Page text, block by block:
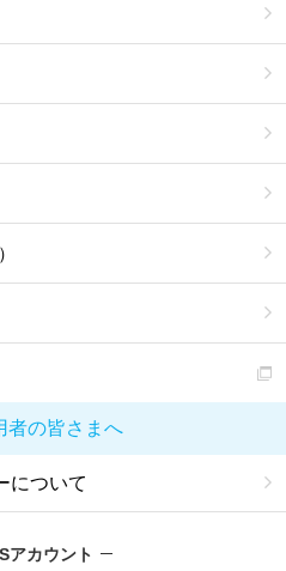
者の皆さまへ
について
アカウント